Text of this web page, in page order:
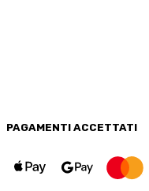
PAGAMENTI ACCETTATI